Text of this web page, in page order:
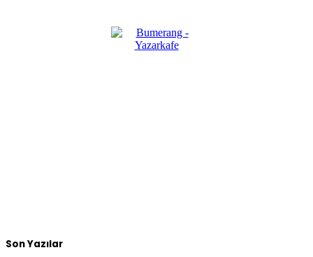
Son Yazılar